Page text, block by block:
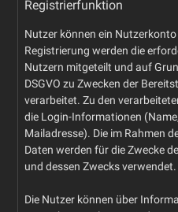
Registrierfunktion
Nutzer können ein
Registrierung werden die
Nutzern mitgeteilt und auf
DSGVO zu Zwecken der
verarbeitet. Zu den
die Login-Informationen
Mailadresse). Die im Rahmen
Daten werden für die Zwecke
und dessen Zwecks verwendet.
Die Nutzer können über